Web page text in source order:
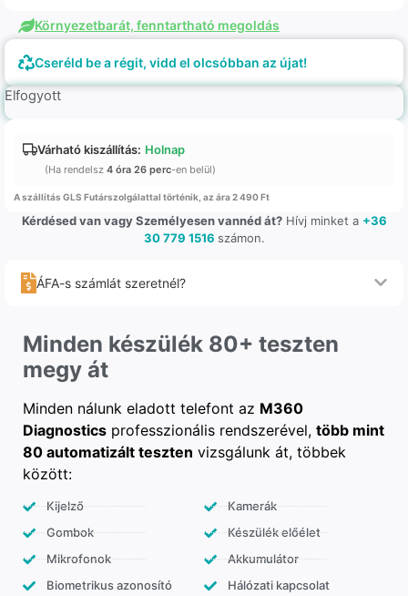
Környezetbarát, fenntartható megoldás
Cseréld be a régit, vidd el olcsóbban az újat!
Elfogyott
Várható kiszállítás: Holnap
(Ha rendelsz 4 óra 26 perc-en belül)
A szállítás GLS Futárszolgálattal történik, az ára 2 490 Ft
Kérdésed van vagy Személyesen vannéd át?Hívj minket a +36
30 779 1516 számon.
ÁFA-s számlát szeretnél?
Minden készülék 80+ teszten
megy át
Minden nálunk eladott telefont az M360
Diagnostics professzionális rendszerével, több mint
80 automatizált teszten vizsgálunk át, többek
között:
Kijelző
Gombok
Mikrofonok
Biometrikus azonosító
Kamerák
Készülék előélet
Akkumulátor
Hálózati kapcsolat